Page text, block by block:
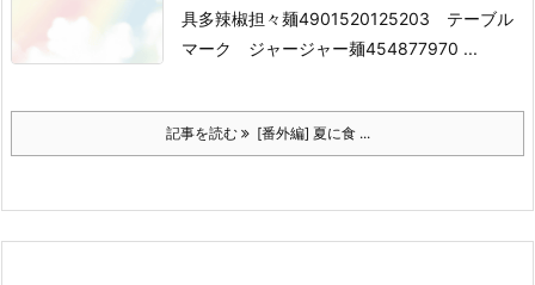
具多辣椒担々麺4901520125203 テーブル
マーク ジャージャー麺454877970 ...
記事を読む [番外編] 夏に食 ...